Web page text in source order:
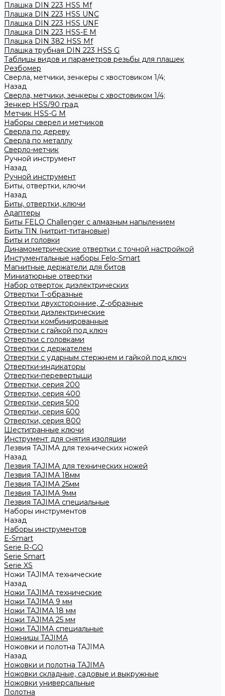
Плашка DIN 223 HSS Mf
Плашка DIN 223 HSS UNC
Плашка DIN 223 HSS UNF
Плашка DIN 223 HSS-Е M
Плашка DIN 382 HSS Mf
Плашка трубная DIN 223 HSS G
Таблицы видов и параметров резьбы для плашек
Резбомер
Сверла, метчики, зенкеры с хвостовиком 1/4;
Назад
Сверла, метчики, зенкеры с хвостовиком 1/4;
Зенкер HSS/90 град
Метчик HSS-G М
Наборы сверел и метчиков
Сверла по дереву
Сверла по металлу
Сверло-метчик
Ручной инструмент
Назад
Ручной инструмент
Биты, отвертки, ключи
Назад
Биты, отвертки, ключи
Адаптеры
Биты FELO Challenger с алмазным напылением
Биты TIN (нитрит-титановые)
Биты и головки
Динамометрические отвертки с точной настройкой
Инстументальные наборы Felo-Smart
Магнитные держатели для битов
Миниатюрные отвертки
Набор отверток диэлектрических
Отвертки T-образные
Отвертки двухсторонние, Z-образные
Отвертки диэлектрические
Отвертки комбинированные
Отвертки с гайкой под ключ
Отвертки с головками
Отвертки с держателем
Отвертки с ударным стержнем и гайкой под ключ
Отвертки-индикаторы
Отвертки-перевертыши
Отвертки, серия 200
Отвертки, серия 400
Отвертки, серия 500
Отвертки, серия 600
Отвертки, серия 800
Шестигранные ключи
Инструмент для снятия изоляции
Лезвия TAJIMA для технических ножей
Назад
Лезвия TAJIMA для технических ножей
Лезвия TAJIMA 18мм
Лезвия TAJIMA 25мм
Лезвия TAJIMA 9мм
Лезвия TAJIMA специальные
Наборы инструментов
Назад
Наборы инструментов
E-Smart
Serie R-GO
Serie Smart
Serie XS
Ножи TAJIMA технические
Назад
Ножи TAJIMA технические
Ножи TAJIMA 9 мм
Ножи TAJIMA 18 мм
Ножи TAJIMA 25 мм
Ножи TAJIMA специальные
Ножницы TAJIMA
Ножовки и полотна TAJIMA
Назад
Ножовки и полотна TAJIMA
Ножовки складные, садовые и выкружные
Ножовки универсальные
Полотна